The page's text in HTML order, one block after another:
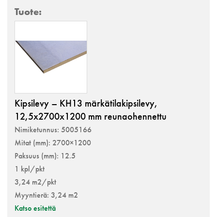
Kipsilevy – KH13 märkätilakipsilevy,
12,5x2700x1200 mm reunaohennettu
Nimiketunnus: 5005166
Mitat (mm): 2700×1200
Paksuus (mm): 12.5
1 kpl/pkt
3,24 m2/pkt
Myyntierä: 3,24 m2
Katso esitettä